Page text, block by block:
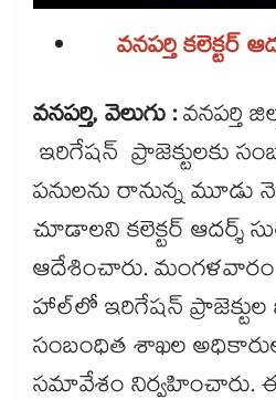
వనపర్తి కలెక్టర్
వనపర్తి, వెలుగు :వనపర్తి
ఇరిగేషన్ ప్రాజెక్టులకు
పనులను రానున్న మూడు
చూడాలని కలెక్టర్ ఆదర్శ్
ఆదేశించారు. మంగళవారం
హాల్‌‌‌‌‌‌‌‌లో ఇరిగేషన్
సంబంధిత శాఖల
సమావేశం నిర్వహించారు. ఈ